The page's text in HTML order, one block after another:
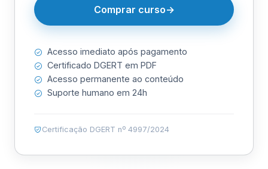
Comprar curso
Acesso imediato após pagamento
Certificado DGERT em PDF
Acesso permanente ao conteúdo
Suporte humano em 24h
Certificação DGERT nº 4997/2024